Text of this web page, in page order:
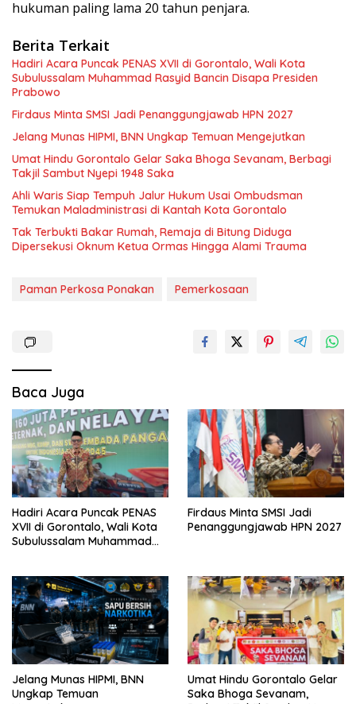
hukuman paling lama 20 tahun penjara.
Berita Terkait
Hadiri Acara Puncak PENAS XVII di Gorontalo, Wali Kota
Subulussalam Muhammad Rasyid Bancin Disapa Presiden
Prabowo
Firdaus Minta SMSI Jadi Penanggungjawab HPN 2027
Jelang Munas HIPMI, BNN Ungkap Temuan Mengejutkan
Umat Hindu Gorontalo Gelar Saka Bhoga Sevanam, Berbagi
Takjil Sambut Nyepi 1948 Saka
Ahli Waris Siap Tempuh Jalur Hukum Usai Ombudsman
Temukan Maladministrasi di Kantah Kota Gorontalo
Tak Terbukti Bakar Rumah, Remaja di Bitung Diduga
Dipersekusi Oknum Ketua Ormas Hingga Alami Trauma
Paman Perkosa Ponakan Pemerkosaan
Baca Juga
Hadiri Acara Puncak PENAS
XVII di Gorontalo, Wali Kota
Subulussalam Muhammad
Firdaus Minta SMSI Jadi
Penanggungjawab HPN 2027
Jelang Munas HIPMI, BNN
Ungkap Temuan
Umat Hindu Gorontalo Gelar
Saka Bhoga Sevanam,